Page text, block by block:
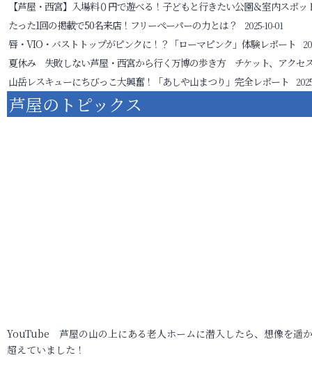
【芦屋・西宮】入場料０円で遊べる！子どもと行きたい公園＆室内スポ
たった1回の掲載で50名来店！フリーペーパーの力とは？
2025-10-01
唇・VIO・バストトップがピンクに！？「ローマピンク」体験レポート
夏休み 失敗しない芦屋・西宮から行く万博の歩き方 チケット、アクセ
山岳レスキューにちびっこ大興奮！「あしや山まつり」完全レポート
芦屋のトピックス
YouTube 芦屋の山の上にある老人ホームに潜入したら、想像を遥
超えていました！